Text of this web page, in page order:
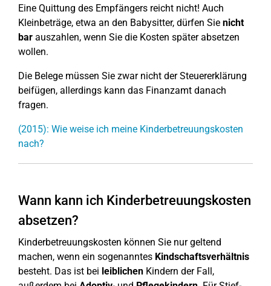
Eine Quittung des Empfängers reicht nicht! Auch
Kleinbeträge, etwa an den Babysitter, dürfen Sie nicht
bar auszahlen, wenn Sie die Kosten später absetzen
wollen.
Die Belege müssen Sie zwar nicht der Steuererklärung
beifügen, allerdings kann das Finanzamt danach
fragen.
(2015): Wie weise ich meine Kinderbetreuungskosten
nach?
Wann kann ich Kinderbetreuungskosten
absetzen?
Kinderbetreuungskosten können Sie nur geltend
machen, wenn ein sogenanntes Kindschaftsverhältnis
besteht. Das ist bei leiblichen Kindern der Fall,